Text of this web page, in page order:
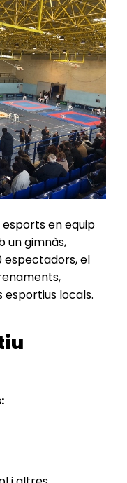
en equip
un gimnàs,
espectadors, el
locals.